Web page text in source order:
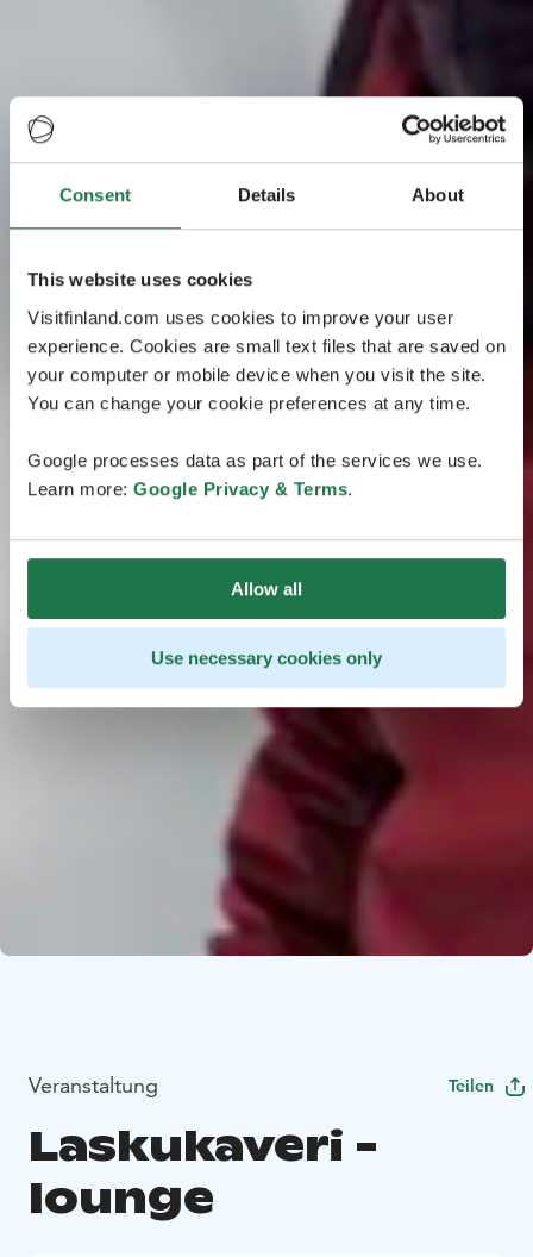
Consent Details About
This website uses cookies
Visitfinland.com uses cookies to improve your user
experience. Cookies are small text files that are saved on
your computer or mobile device when you visit the site.
You can change your cookie preferences at any time.
Google processes data as part of the services we use.
Learn more: Google Privacy & Terms.
Allow all
Use necessary cookies only
Veranstaltung Teilen
Laskukaveri -
lounge